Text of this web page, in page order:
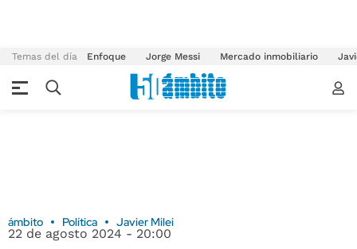
Temas del día Enfoque Jorge Messi Mercado inmobiliario
ámbito Política Javier Milei
22 de agosto 2024 - 20:00